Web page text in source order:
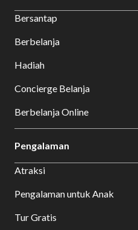
Bersantap
Berbelanja
Hadiah
Concierge Belanja
Berbelanja Online
Pengalaman
Atraksi
Pengalaman untuk Anak
Tur Gratis